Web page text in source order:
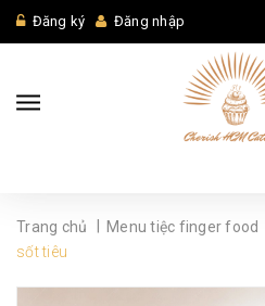
Đăng ký Đăng nhập
Trang chủ Menu tiệc finger food
sốt tiêu